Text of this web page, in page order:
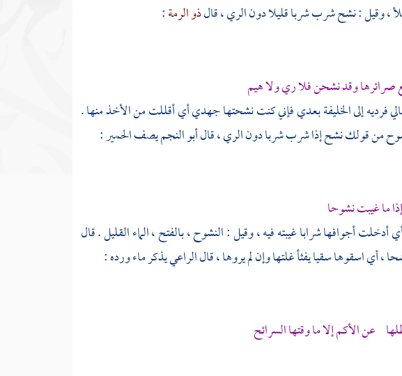
وقيل : نشح شرب شربا قليلا دون الري ، قالذو الرمة:
وقد نشحن فلا ري ولا هيم
فرديه إلى الخليفة بعدي فإني كنت نشحتها جهدي أي أقللت من الأخذ منها .
من قولك نشح إذا شرب شربا دون الري ، قالأبو النجميصف الحمير :
ما غيبت نشوحا
أدخلت أجوافها شرابا غيبته فيه ، وقيل : النشوح ، بالفتح ، الماء القليل . قال
أي اسقوها سقيا يفثأ غلتها وإن لم يروها ، قالالراعييذكر ماء ورده :
عن الأكم إلا ما وقتها السرائح